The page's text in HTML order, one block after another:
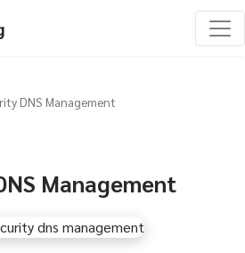
DNS Management
Management